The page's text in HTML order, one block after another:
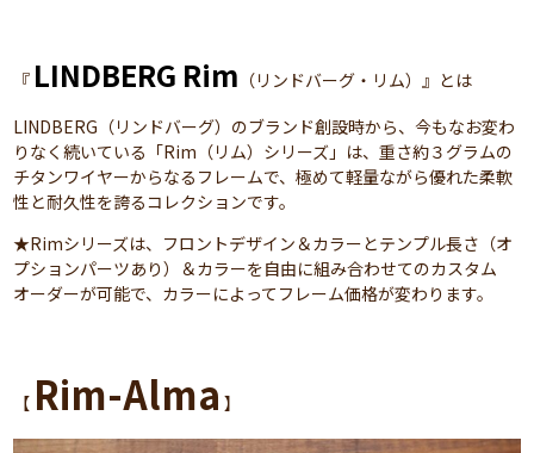
『 LINDBERG Rim （リンドバーグ・リム）』とは
LINDBERG（リンドバーグ）のブランド創設時から、今もなお変わ
りなく続いている「Rim（リム）シリーズ」は、重さ約３グラムの
チタンワイヤーからなるフレームで、極めて軽量ながら優れた柔軟
性と耐久性を誇るコレクションです。
★Rimシリーズは、フロントデザイン＆カラーとテンプル長さ（オ
プションパーツあり）＆カラーを自由に組み合わせてのカスタム
オーダーが可能で、カラーによってフレーム価格が変わります。
【 Rim-Alma 】